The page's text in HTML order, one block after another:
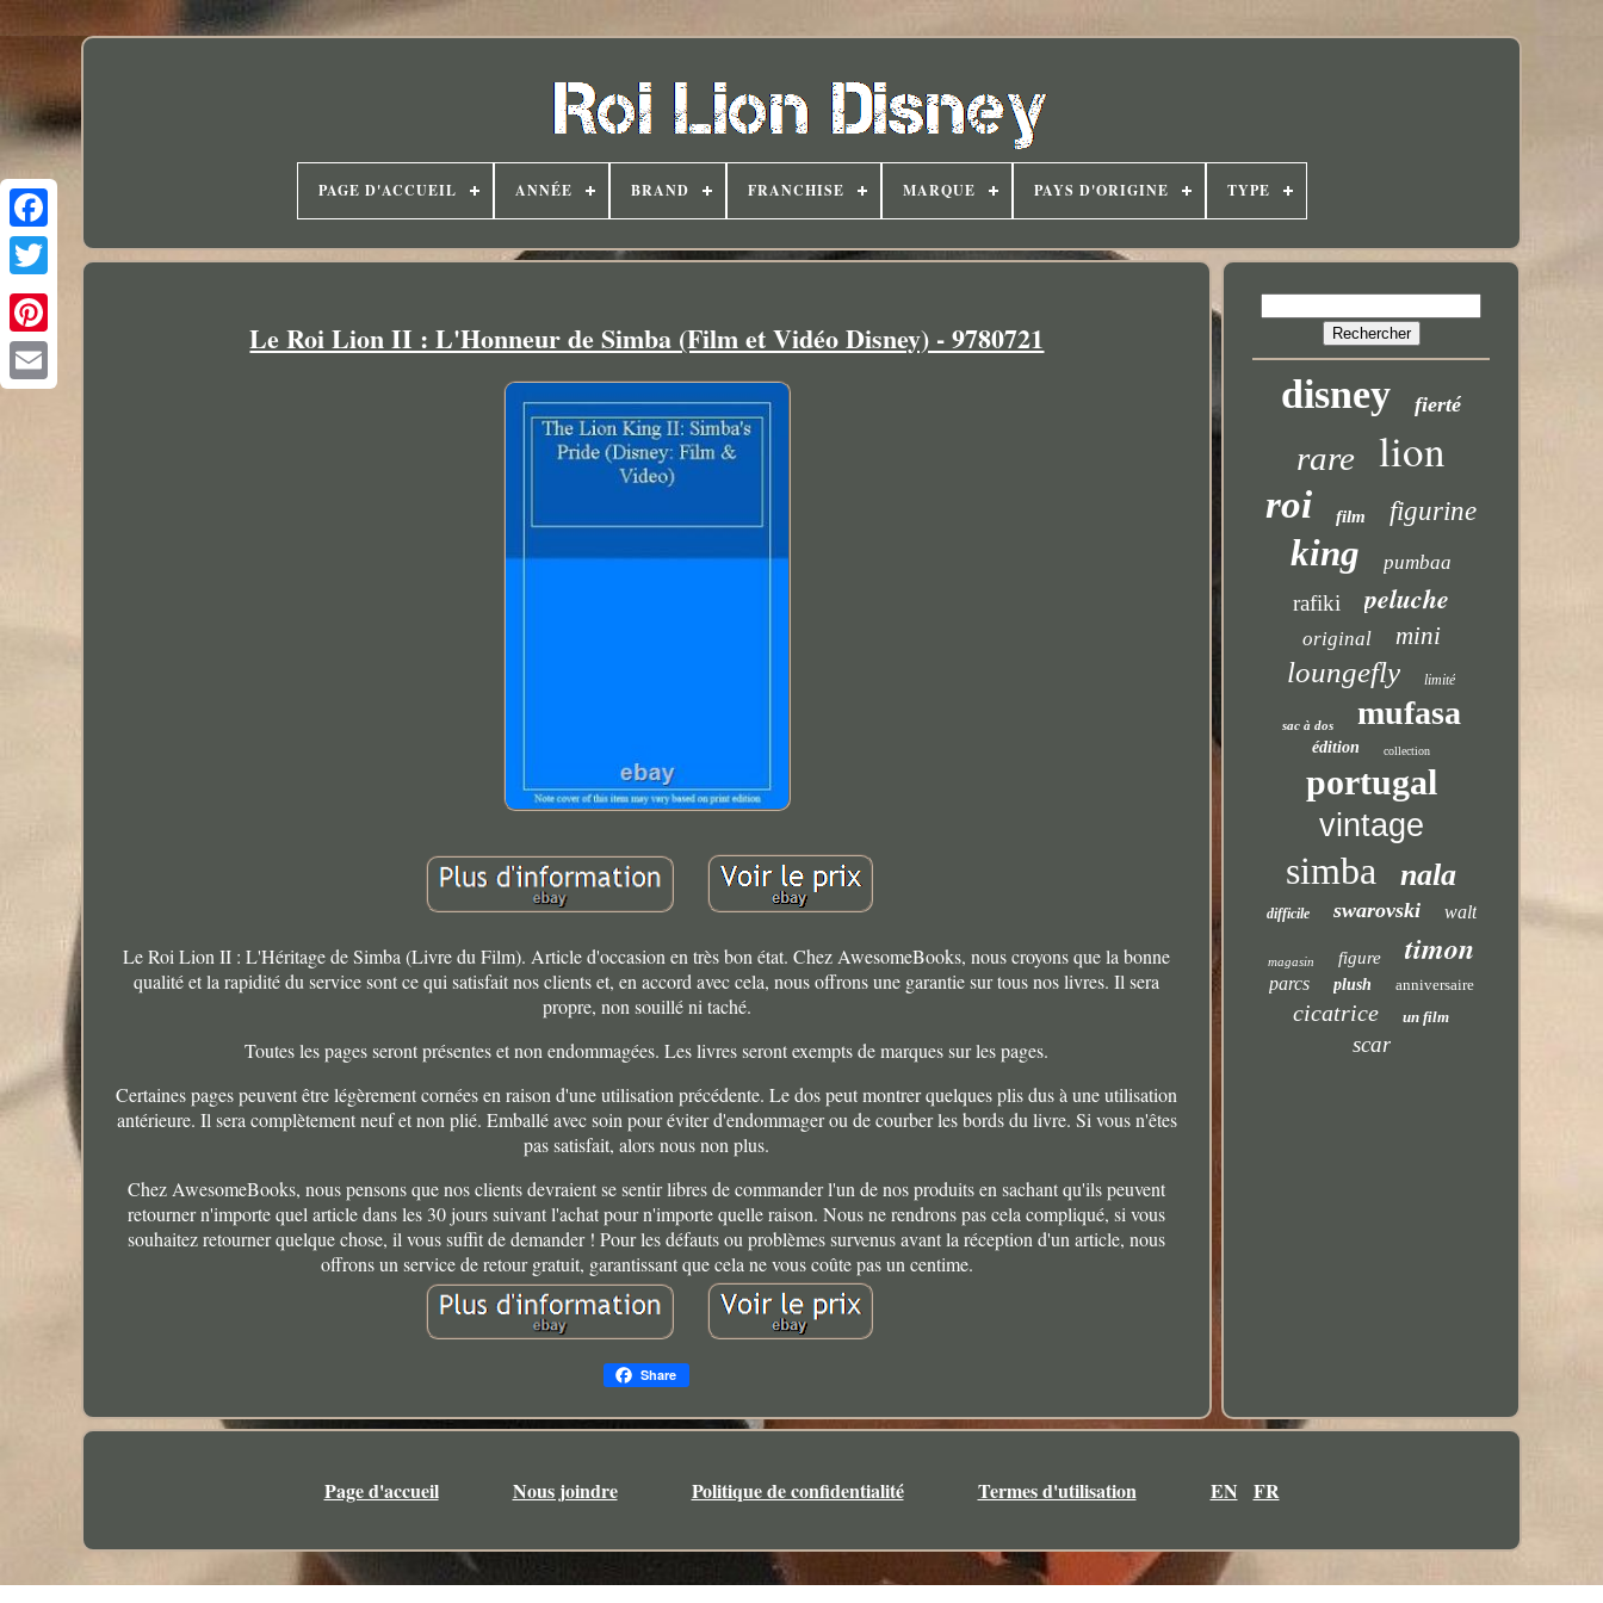
PAGE D'ACCUEIL ANNÉE BRAND FRANCHISE MARQUE PAYS D'ORIGINE TYPE
Le Roi Lion II : L'Honneur de Simba (Film et Vidéo Disney) - 9780721
Le Roi Lion II : L'Héritage de Simba (Livre du Film). Article d'occasion en très bon état. Chez AwesomeBooks, nous croyons que la bonne
qualité et la rapidité du service sont ce qui satisfait nos clients et, en accord avec cela, nous offrons une garantie sur tous nos livres. Il sera
propre, non souillé ni taché.
Toutes les pages seront présentes et non endommagées. Les livres seront exempts de marques sur les pages.
Certaines pages peuvent être légèrement cornées en raison d'une utilisation précédente. Le dos peut montrer quelques plis dus à une utilisation
antérieure. Il sera complètement neuf et non plié. Emballé avec soin pour éviter d'endommager ou de courber les bords du livre. Si vous n'êtes
pas satisfait, alors nous non plus.
Chez AwesomeBooks, nous pensons que nos clients devraient se sentir libres de commander l'un de nos produits en sachant qu'ils peuvent
retourner n'importe quel article dans les 30 jours suivant l'achat pour n'importe quelle raison. Nous ne rendrons pas cela compliqué, si vous
souhaitez retourner quelque chose, il vous suffit de demander ! Pour les défauts ou problèmes survenus avant la réception d'un article, nous
offrons un service de retour gratuit, garantissant que cela ne vous coûte pas un centime.
Share
disney fierté
rare lion
roi film figurine
king pumbaa
rafiki peluche
original mini
loungefly limité
sac à dos mufasa
édition collection
portugal
vintage
simba nala
difficile swarovski walt
magasin figure timon
parcs plush anniversaire
cicatrice un film
scar
Page d'accueil Nous joindre Politique de confidentialité Termes d'utilisation EN FR